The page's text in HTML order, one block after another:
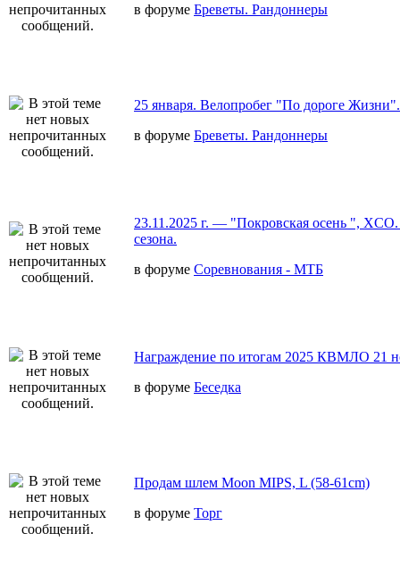
в форуме Бреветы. Рандоннеры
25 января. Велопробег "По дороге Жизни".
в форуме Бреветы. Рандоннеры
23.11.2025 г. — "Покровская осень ",
сезона.
в форуме Соревнования - МТБ
Награждение по итогам 2025 КВМЛО 21
в форуме Беседка
Продам шлем Moon MIPS, L (58-61cm)
в форуме Торг